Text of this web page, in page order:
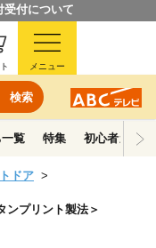
受付について
検索
メニュー
一覧 特集 初心者ガイド
ドア
ンプリント製法＞